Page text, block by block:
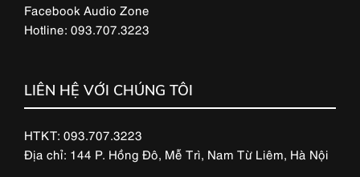
Facebook Audio Zone
Hotline: 093.707.3223
LIÊN HỆ VỚI CHÚNG TÔI
HTKT: 093.707.3223
Địa chỉ: 144 P. Hồng Đô, Mễ Trì, Nam Từ Liêm, Hà Nội